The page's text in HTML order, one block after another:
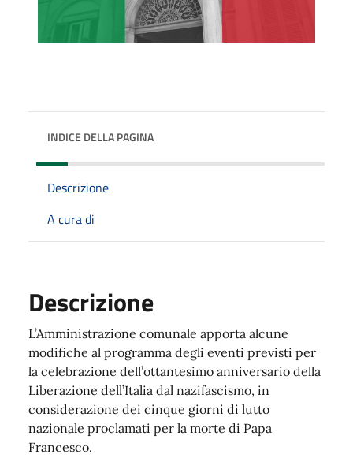
INDICE DELLA PAGINA
Descrizione
A cura di
Descrizione
L’Amministrazione comunale apporta alcune
modifiche al programma degli eventi previsti per
la celebrazione dell’ottantesimo anniversario della
Liberazione dell’Italia dal nazifascismo, in
considerazione dei cinque giorni di lutto
nazionale proclamati per la morte di Papa
Francesco.